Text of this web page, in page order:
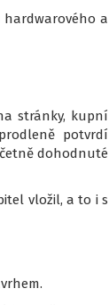
a
stránky, kupní
potvrdí
dohodnuté
vložil, a to i s